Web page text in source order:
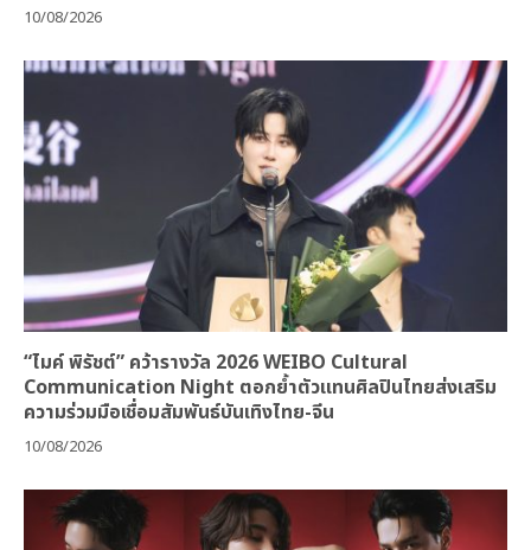
10/08/2026
“ไมค์ พิรัชต์” คว้ารางวัล 2026 WEIBO Cultural
Communication Night ตอกย้ำตัวแทนศิลปินไทยส่งเสริม
ความร่วมมือเชื่อมสัมพันธ์บันเทิงไทย-จีน
10/08/2026